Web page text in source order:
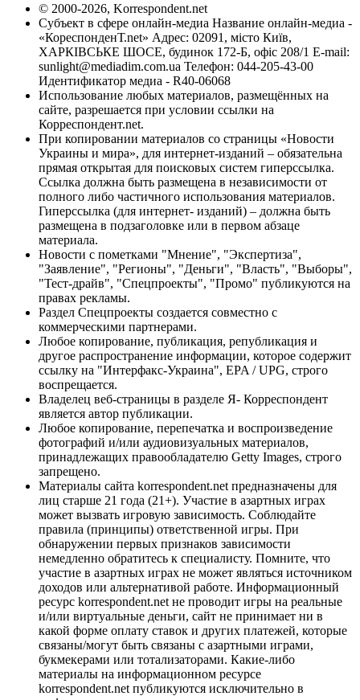
© 2000-2026, Korrespondent.net
Субъект в сфере онлайн-медиа Название онлайн-медиа -
«КореспонденТ.net» Адрес: 02091, місто Київ,
ХАРКІВСЬКЕ ШОСЕ, будинок 172-Б, офіс 208/1 E-mail:
sunlight@mediadim.com.ua Телефон: 044-205-43-00
Идентификатор медиа - R40-06068
Использование любых материалов, размещённых на
сайте, разрешается при условии ссылки на
Корреспондент.net.
При копировании материалов со страницы «Новости
Украины и мира», для интернет-изданий – обязательна
прямая открытая для поисковых систем гиперссылка.
Ссылка должна быть размещена в независимости от
полного либо частичного использования материалов.
Гиперссылка (для интернет- изданий) – должна быть
размещена в подзаголовке или в первом абзаце
материала.
Новости с пометками "Мнение", "Экспертиза",
"Заявление", "Регионы", "Деньги", "Власть", "Выборы",
"Тест-драйв", "Спецпроекты", "Промо" публикуются на
правах рекламы.
Раздел Спецпроекты создается совместно с
коммерческими партнерами.
Любое копирование, публикация, републикация и
другое распространение информации, которое содержит
ссылку на "Интерфакс-Украина", EPA / UPG, строго
воспрещается.
Владелец веб-страницы в разделе Я- Корреспондент
является автор публикации.
Любое копирование, перепечатка и воспроизведение
фотографий и/или аудиовизуальных материалов,
принадлежащих правообладателю Getty Images, строго
запрещено.
Материалы сайта korrespondent.net предназначены для
лиц старше 21 года (21+). Участие в азартных играх
может вызвать игровую зависимость. Соблюдайте
правила (принципы) ответственной игры. При
обнаружении первых признаков зависимости
немедленно обратитесь к специалисту. Помните, что
участие в азартных играх не может являться источником
доходов или альтернативой работе. Информационный
ресурс korrespondent.net не проводит игры на реальные
и/или виртуальные деньги, сайт не принимает ни в
какой форме оплату ставок и других платежей, которые
связаны/могут быть связаны с азартными играми,
букмекерами или тотализаторами. Какие-либо
материалы на информационном ресурсе
korrespondent.net публикуются исключительно в